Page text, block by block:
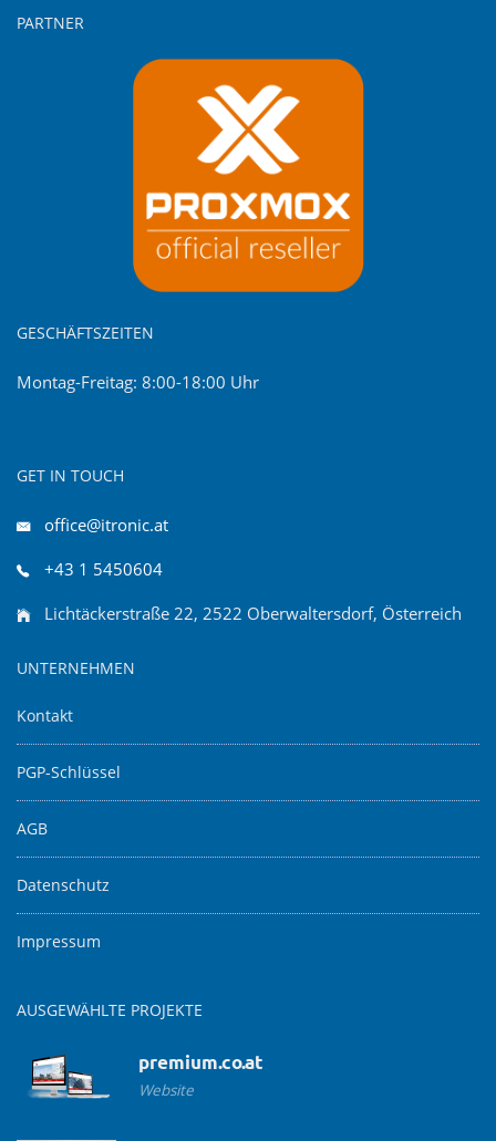
PARTNER
GESCHÄFTSZEITEN
Montag-Freitag: 8:00-18:00 Uhr
GET IN TOUCH
office@itronic.at
+43 1 5450604
Lichtäckerstraße 22, 2522 Oberwaltersdorf, Österreich
UNTERNEHMEN
Kontakt
PGP-Schlüssel
AGB
Datenschutz
Impressum
AUSGEWÄHLTE PROJEKTE
premium.co.at
Website